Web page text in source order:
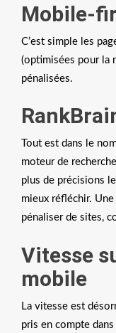
Mobile-
C’est simple les
(optimisées pour la
pénalisées.
Tout est dans le
moteur de
plus de précisions
mieux réfléchir.
pénaliser de sites,
Vitesse
mobile
La vitesse est
pris en compte